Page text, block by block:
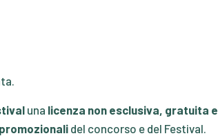
una licenza non esclusiva, gratuita e
del concorso e del Festival.